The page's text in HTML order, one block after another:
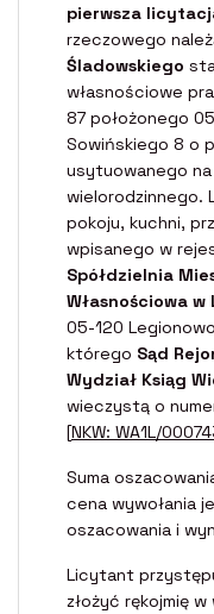
pierwsza
rzeczowego
Śladowskiego
własnościowe
87 położonego
Sowińskiego 8 o
usytuowanego
wielorodzinnego.
pokoju, kuchni,
wpisanego w
Spółdzielnia
Własnościowa
05-120
którego Sąd
Wydział Ksiąg
wieczystą o
[NKW: WA1L/
Suma
cena wywołania
oszacowania i
Licytant
złożyć rękojmię